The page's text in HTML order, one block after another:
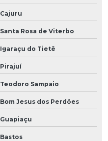
Cajuru
Santa Rosa de Viterbo
Igaraçu do Tietê
Pirajuí
Teodoro Sampaio
Bom Jesus dos Perdões
Guapiaçu
Bastos